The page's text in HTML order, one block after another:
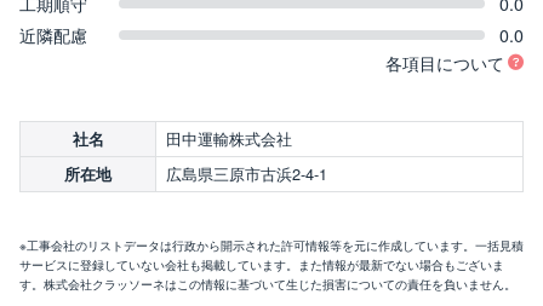
近隣配慮
0.0
各項目について
社名 田中運輸株式会社
所在地 広島県三原市古浜2-4-1
※工事会社のリストデータは行政から開示された許可情報等を元に作成しています。一括見積
サービスに登録していない会社も掲載しています。また情報が最新でない場合もございま
す。株式会社クラッソーネはこの情報に基づいて生じた損害についての責任を負いません。